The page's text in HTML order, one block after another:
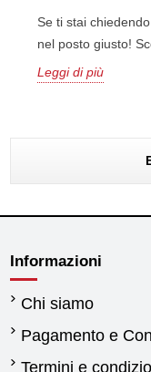
Se ti stai
nel posto giusto!
Leggi di più
Informazioni
Chi siamo
Pagamento e
Termini e